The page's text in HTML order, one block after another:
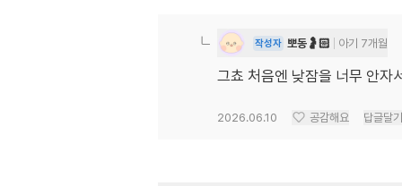
작성자 뽀동🤰🏻 아기 7개월
그쵸 처음엔 낮잠을 너무 안자
2026.06.10 공감해요 답글달기